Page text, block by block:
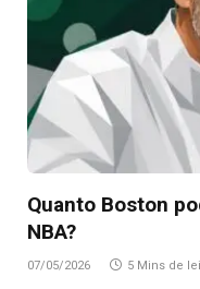
Quanto Boston
NBA?
07/05/2026 5 Mins de